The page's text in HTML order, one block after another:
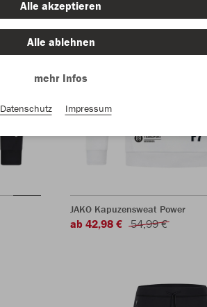
JAKO Kapuzensweat Power
ab 42,98 € 54,99 €
Alle akzeptieren
Alle ablehnen
mehr Infos
Datenschutz Impressum